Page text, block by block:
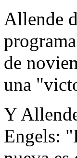
Allende
de
una
Y
Engels: